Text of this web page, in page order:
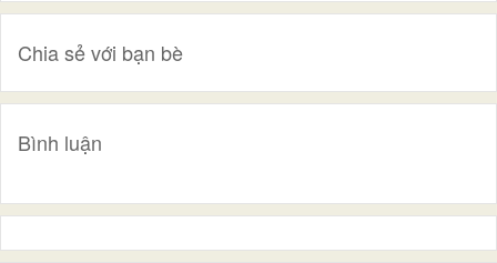
Chia sẻ với bạn bè
Bình luận